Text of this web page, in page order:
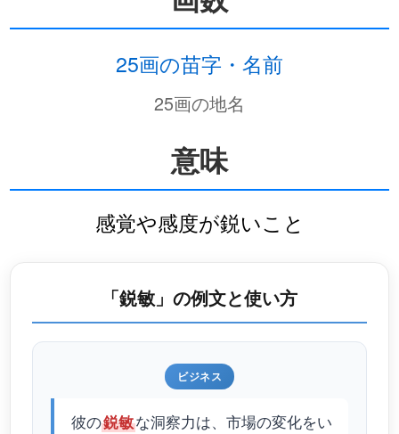
25画の苗字・名前
25画の地名
意味
感覚や感度が鋭いこと
「鋭敏」の例文と使い方
ビジネス
彼の鋭敏な洞察力は、市場の変化をい